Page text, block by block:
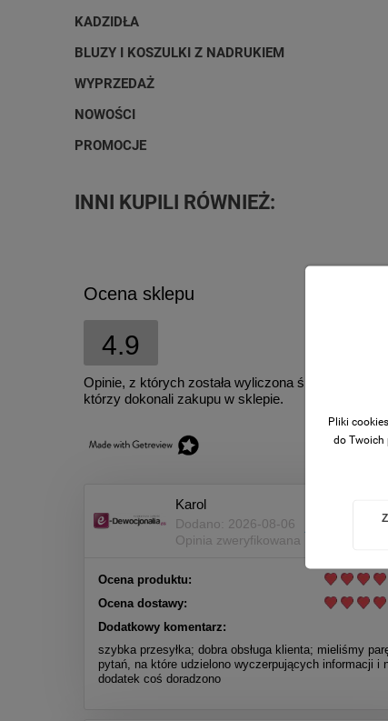
KADZIDŁA
BLUZY I KOSZULKI Z NADRUKIEM
WYPRZEDAŻ
NOWOŚCI
PROMOCJE
INNI KUPILI RÓWNIEŻ:
Ocena sklepu
4.9
Opinie, z których została wyliczona średnia, są
którzy dokonali zakupu w sklepie.
Karol
Dodano: 2026-08-06
Opinia zweryfikowana
Ocena produktu:
Ocena dostawy:
Dodatkowy komentarz:
szybka przesyłka; dobra obsługa klienta; mieliśmy
pytań, na które udzielono wyczerpujących informacji i
dodatek coś doradzono
Pliki
do Twoich